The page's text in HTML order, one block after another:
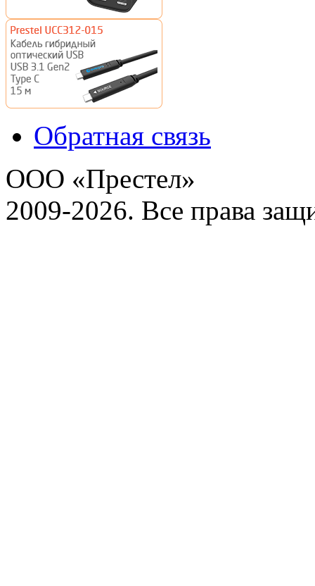
Обратная связь
ООО «Престел»
2009-2026. Все права